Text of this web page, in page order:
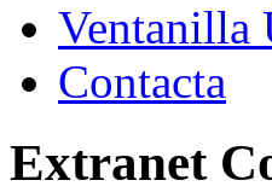
Ventanilla
Contacta
Extranet